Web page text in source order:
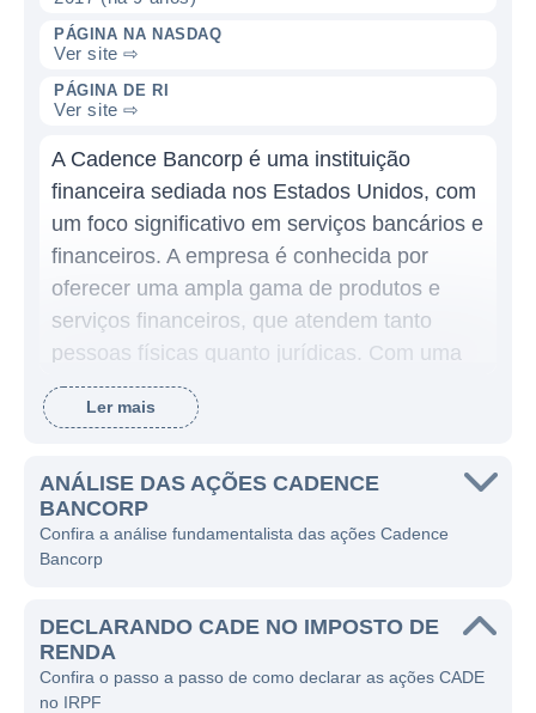
PÁGINA NA NASDAQ
Ver site ⇨
PÁGINA DE RI
Ver site ⇨
A Cadence Bancorp é uma instituição
financeira sediada nos Estados Unidos, com
um foco significativo em serviços bancários e
financeiros. A empresa é conhecida por
oferecer uma ampla gama de produtos e
serviços financeiros, que atendem tanto
pessoas físicas quanto jurídicas. Com uma
história que remonta há anos, a Cadence
Bancorp se destaca no setor bancário,
aprimorar suas ofertas.
A Cadence Bancorp opera no setor bancário,
oferecendo soluções que incluem contas
pessoais, hipotecas e serviços de gestão de
patrimônio. Um dos objetivos principais da
empresa é proporcionar um atendimento ao
Ler mais
ANÁLISE DAS AÇÕES CADENCE
BANCORP
Confira a análise fundamentalista das ações Cadence
Bancorp
DECLARANDO CADE NO IMPOSTO DE
RENDA
Confira o passo a passo de como declarar as ações CADE
no IRPF